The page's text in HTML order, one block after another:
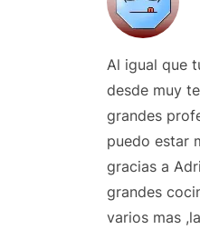
Al igual que
desde muy
grandes
puedo estar
gracias a
grandes
varios mas